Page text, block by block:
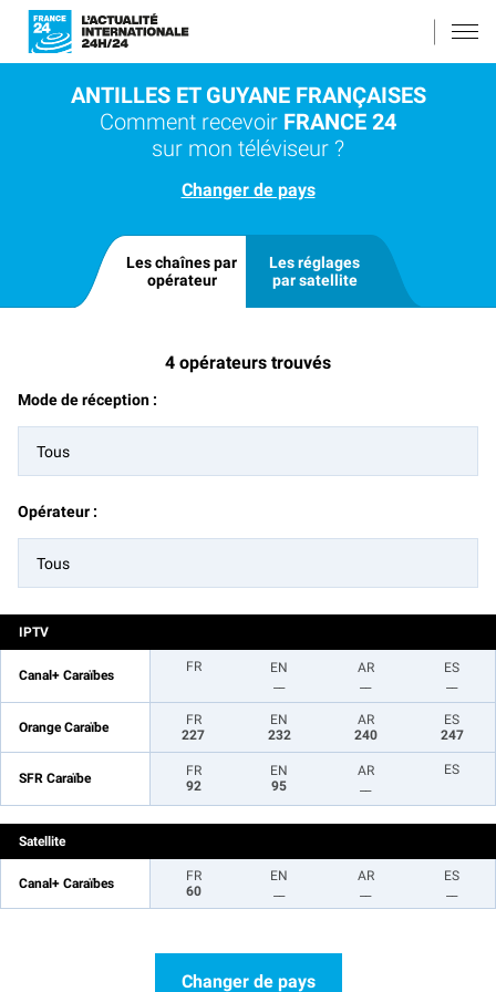
ANTILLES ET GUYANE FRANÇAISES
Comment recevoir FRANCE 24
sur mon téléviseur ?
Changer de pays
Les chaînes par
opérateur
Les réglages
par satellite
4 opérateurs trouvés
Mode de réception :
Tous
Opérateur :
Tous
IPTV
Canal+ Caraïbes
FR
EN
AR
ES
Orange Caraïbe
FR
227
EN
232
AR
240
ES
247
SFR Caraïbe
FR
92
EN
95
AR
ES
Satellite
Canal+ Caraïbes
FR
60
EN
AR
ES
Changer de pays